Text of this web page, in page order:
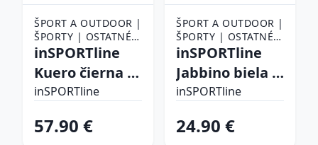
ŠPORT A OUTDOOR |
ŠPORTY | OSTATNÉ
ŠPORTY | BOJOVÉ
BOXERSKÉ RUKAVICE
inSPORTline
Kuero čierna -
14oz
inSPORTline
57.90 €
ŠPORT A OUTDOOR |
ŠPORTY | OSTATNÉ
ŠPORTY | BOJOVÉ
BOXERSKÉ RUKAVICE
inSPORTline
Jabbino biela -
4 oz
inSPORTline
24.90 €